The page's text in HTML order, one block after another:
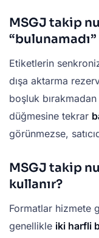
MSGJ takip
Etiketlerin
dışa aktarma
boşluk
düğmesine tekrar
görünmezse,
MSGJ takip
kullanır?
Formatlar hizmete
genellikle iki harfli